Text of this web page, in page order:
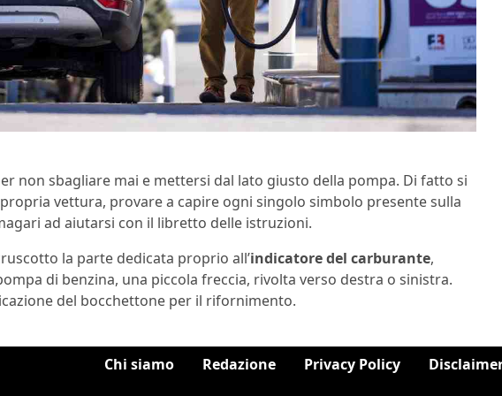
non sbagliare mai e mettersi dal lato giusto della pompa. Di fatto si
vettura, provare a capire ogni singolo simbolo presente sulla
ad aiutarsi con il libretto delle istruzioni.
la parte dedicata proprio all’indicatore del carburante,
di benzina, una piccola freccia, rivolta verso destra o sinistra.
del bocchettone per il rifornimento.
Chi siamo Redazione Privacy Policy